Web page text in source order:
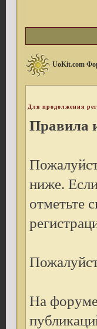
UoKit.com
Для продолжения
Правила
ниже.
отметьте
На форуме